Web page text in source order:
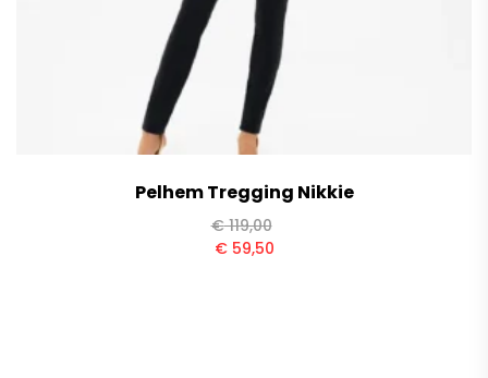
Pelhem Tregging Nikkie
€119,00
€59,50